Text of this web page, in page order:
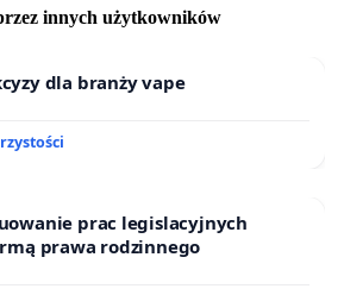
innych użytkowników
dla branży vape
prac legislacyjnych
prawa rodzinnego